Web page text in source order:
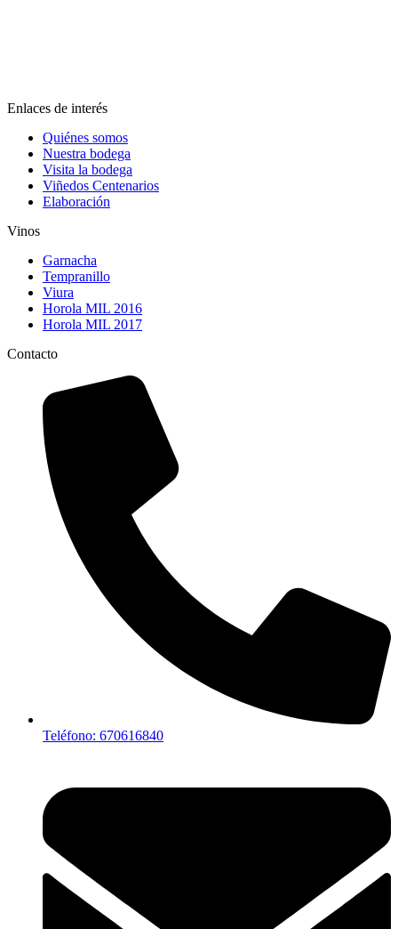
Enlaces de interés
Quiénes somos
Nuestra bodega
Visita la bodega
Viñedos Centenarios
Elaboración
Vinos
Garnacha
Tempranillo
Viura
Horola MIL 2016
Horola MIL 2017
Contacto
Teléfono: 670616840